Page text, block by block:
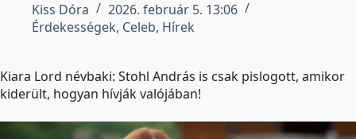
Kiss Dóra
2026. február 5. 13:06
Érdekességek, Celeb, Hírek
Kiara Lord névbaki: Stohl András is csak pislogott, amikor
kiderült, hogyan hívják valójában!